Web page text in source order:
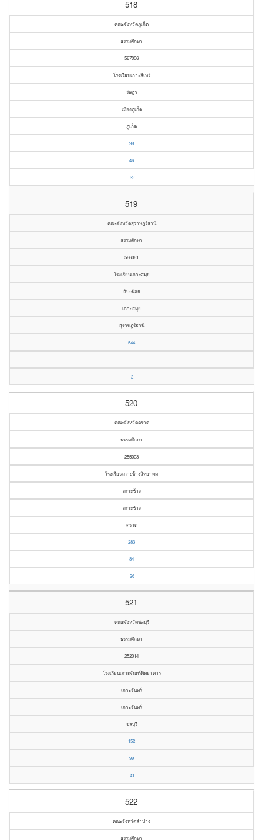
518
คณะจังหวัดภูเก็ต
ธรรมศึกษา
567006
โรงเรียนเกาะสิเหร่
รัษฎา
เมืองภูเก็ต
ภูเก็ต
99
46
32
519
คณะจังหวัดสุราษฎร์ธานี
ธรรมศึกษา
566061
โรงเรียนเกาะสมุย
ลิปะน้อย
เกาะสมุย
สุราษฎร์ธานี
544
-
2
520
คณะจังหวัดตราด
ธรรมศึกษา
255003
โรงเรียนเกาะช้างวิทยาคม
เกาะช้าง
เกาะช้าง
ตราด
283
84
26
521
คณะจังหวัดชลบุรี
ธรรมศึกษา
252014
โรงเรียนเกาะจันทร์พิทยาคาร
เกาะจันทร์
เกาะจันทร์
ชลบุรี
152
99
41
522
คณะจังหวัดลำปาง
ธรรมศึกษา